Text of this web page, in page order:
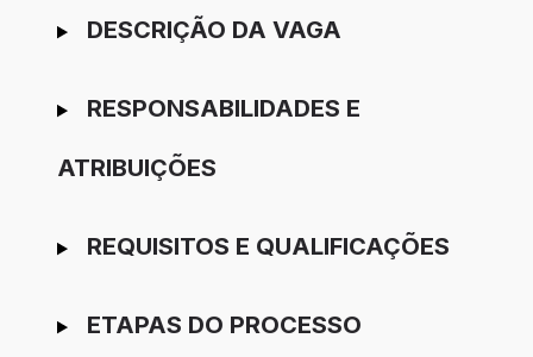
Ir para candidatura
DESCRIÇÃO DA VAGA
RESPONSABILIDADES E
ATRIBUIÇÕES
REQUISITOS E QUALIFICAÇÕES
ETAPAS DO PROCESSO